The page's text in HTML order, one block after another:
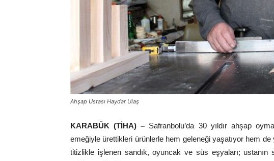
Ahşap Ustası Haydar Ulaş
KARABÜK (TİHA) – Safranbolu’da 30 yıldır ahşap
emeğiyle ürettikleri ürünlerle hem geleneği yaşatıyor hem
titizlikle işlenen sandık, oyuncak ve süs eşyaları; ustanın